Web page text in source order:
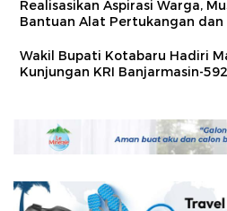
Realisasikan Aspirasi Warga,
Bantuan Alat Pertukangan dan
Wakil Bupati Kotabaru Hadiri
Kunjungan KRI Banjarmasin-592